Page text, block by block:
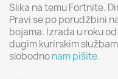
Slika na temu Fortnite.
Pravi se po porudžbini
bojama. Izrada u roku
dugim kurirskim
slobodnonam pišite.